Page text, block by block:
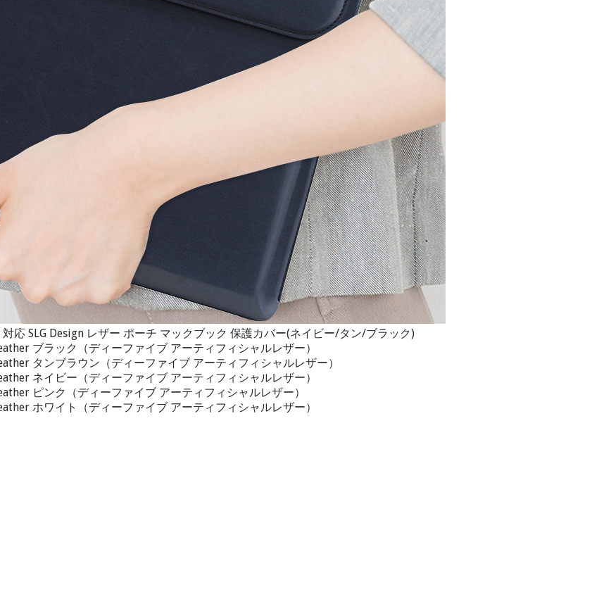
応 SLG Design レザー ポーチ マックブック 保護カバー(ネイビー/タン/ブラック)
ブラック（ディーファイブ アーティフィシャルレザー）
タンブラウン（ディーファイブ アーティフィシャルレザー）
ネイビー（ディーファイブ アーティフィシャルレザー）
ピンク（ディーファイブ アーティフィシャルレザー）
ホワイト（ディーファイブ アーティフィシャルレザー）